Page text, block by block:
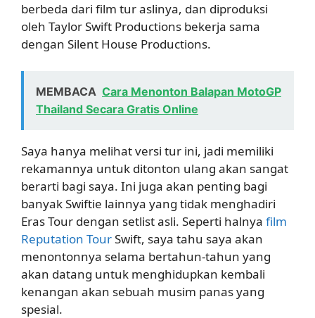
berbeda dari film tur aslinya, dan diproduksi
oleh Taylor Swift Productions bekerja sama
dengan Silent House Productions.
MEMBACA Cara Menonton Balapan MotoGP
Thailand Secara Gratis Online
Saya hanya melihat versi tur ini, jadi memiliki
rekamannya untuk ditonton ulang akan sangat
berarti bagi saya. Ini juga akan penting bagi
banyak Swiftie lainnya yang tidak menghadiri
Eras Tour dengan setlist asli. Seperti halnya film
Reputation TourSwift, saya tahu saya akan
menontonnya selama bertahun-tahun yang
akan datang untuk menghidupkan kembali
kenangan akan sebuah musim panas yang
spesial.